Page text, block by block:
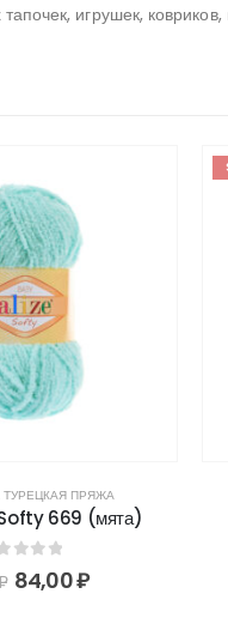
игрушек,
ТУРЕЦКАЯ ПРЯЖА
669 (мята)
of 5
84,00₽